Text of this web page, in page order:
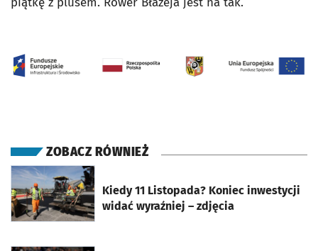
ZOBACZ RÓWNIEŻ
Kiedy 11 Listopada? Koniec inwestycji
widać wyraźniej – zdjęcia
otworzy się w nowej karcie